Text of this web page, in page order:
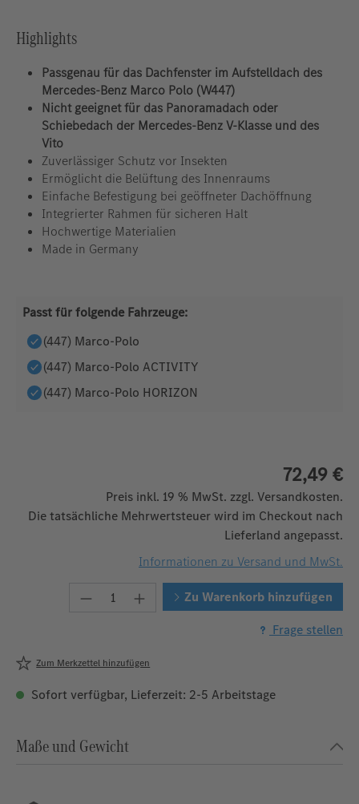
Highlights
Passgenau für das Dachfenster im Aufstelldach des
Mercedes-Benz Marco Polo (W447)
Nicht geeignet für das Panoramadach oder
Schiebedach der Mercedes-Benz V‑Klasse und des
Vito
Zuverlässiger Schutz vor Insekten
Ermöglicht die Belüftung des Innenraums
Einfache Befestigung bei geöffneter Dachöffnung
Integrierter Rahmen für sicheren Halt
Hochwertige Materialien
Made in Germany
Passt für folgende Fahrzeuge:
(447) Marco-Polo
(447) Marco-Polo ACTIVITY
(447) Marco-Polo HORIZON
72,49 €
Preis inkl. 19 % MwSt. zzgl. Versandkosten.
Die tatsächliche Mehrwertsteuer wird im Checkout nach
Lieferland angepasst.
Informationen zu Versand und MwSt.
Produkt Anzahl: Gib den
Zu Warenkorb hinzufügen
Frage stellen
Zum Merkzettel hinzufügen
Sofort verfügbar, Lieferzeit: 2-5 Arbeitstage
Maße und Gewicht